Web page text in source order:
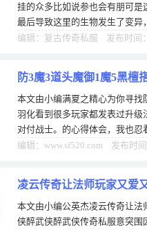
挂的众多比如说参也会有朋可
最后导致这里的生物发生了变
荡了。友经常将道道组合与双战
编辑：复古传奇私服 发布时间
防3魔3道头魔御1魔5黑檀
本文由小编满夏之精心为你寻
羽化看到很多玩家都发表过升
对付战士。的心得体会，我也
的，都在说怎么杀教主，大家的
编辑：www.sf520.com 发布时
凌云传奇让法师玩家又爱
本文由小编公英杰凌云传奇让法
侠醉武侠醉武侠传奇私服意突